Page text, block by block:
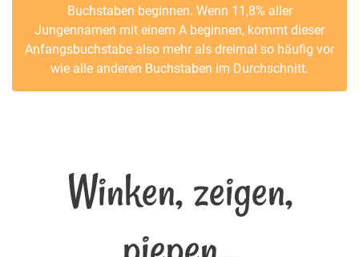
Buchstaben beginnen. Wenn 11,8% aller
Jungennamen mit einem A beginnen, kommt dieser
Anfangsbuchstabe also mehr als dreimal so häufig vor
wie alle anderen Buchstaben im Durchschnitt.
Winken, zeigen,